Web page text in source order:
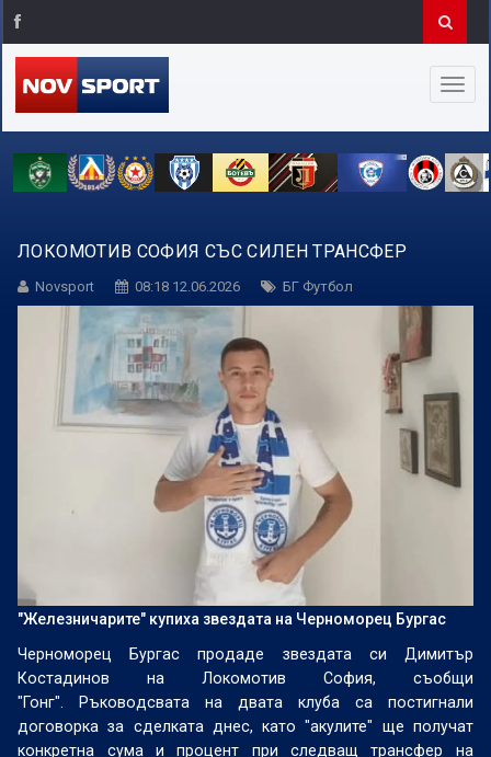
ЛОКОМОТИВ СОФИЯ СЪС СИЛЕН ТРАНСФЕР
Novsport 08:18 12.06.2026 БГ Футбол
"Железничарите" купиха звездата на Черноморец Бургас
Черноморец Бургас продаде звездата си Димитър
Костадинов на Локомотив София, съобщи
"Гонг". Ръководсвата на двата клуба са постигнали
договорка за сделката днес, като "акулите" ще получат
конкретна сума и процент при следващ трансфер на